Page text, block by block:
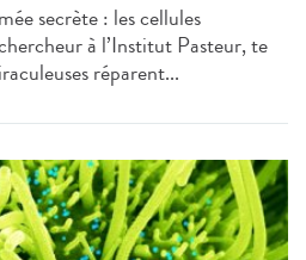
secrète : les cellules
à l’Institut Pasteur, te
réparent...